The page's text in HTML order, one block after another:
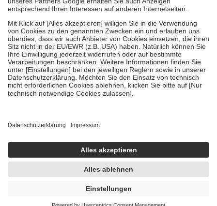
Um das Engagement der Versicherten für ihre eigene Gesundheit zu
stärken und die besondere Stellung der Familie zu unterstützen,
fallenkeine Zuzahlungenan bei:
• Kindern und Jugendlichen bis zum vollendeten 18. Lebensjahr
mit Ausnahme der Fahrkosten
• Untersuchungen zur Vorsorge und Früherkennung, die von der
GKV getragen werden
• empfohlenen Schutzimpfungen
• Harn- und Blutteststreifen
getroffen, um sicherzustellen, dass es sich um echte Bewertungen
https://help.etrusted.com/hc/de/articles/4419944605341
Einige Bilder und Inhalte wurden unter Zuhilfenahme künstlicher